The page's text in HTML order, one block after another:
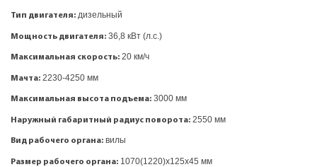
Тип двигателя: дизельный
Мощность двигателя: 36,8 кВт (л.с.)
Максимальная скорость: 20 км/ч
Мачта: 2230-4250 мм
Максимальная высота подъема: 3000 мм
Наружный габаритный радиус поворота: 2550 мм
Вид рабочего органа: вилы
Размер рабочего органа: 1070(1220)x125x45 мм